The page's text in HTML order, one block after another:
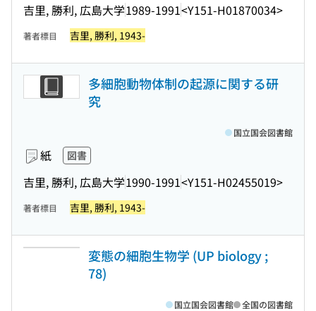
吉里, 勝利, 広島大学1989-1991<Y151-H01870034>
著者標目 吉里, 勝利, 1943-
多細胞動物体制の起源に関する研
究
紙 図書
吉里, 勝利, 広島大学1990-1991<Y151-H02455019>
国立国会図書館
著者標目 吉里, 勝利, 1943-
変態の細胞生物学 (UP biology ;
78)
国立国会図書館 全国の図書館